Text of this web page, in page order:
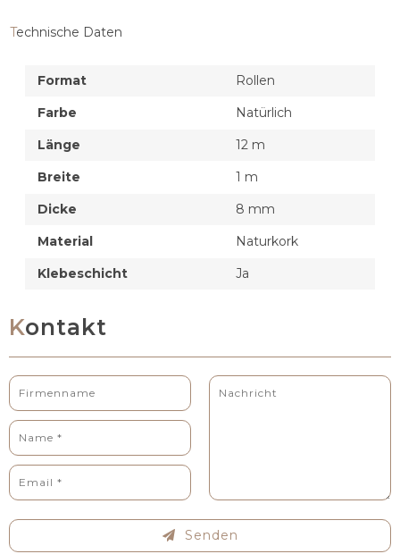
Technische Daten
Format
Rollen
Farbe
Natürlich
Länge
12 m
Breite
1 m
Dicke
8 mm
Material
Naturkork
Klebeschicht
Ja
Kontakt
Senden